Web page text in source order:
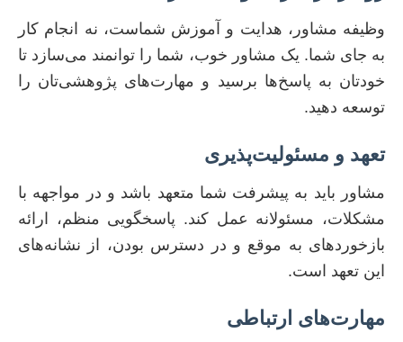
وظیفه مشاور، هدایت و آموزش شماست، نه انجام کار
به جای شما. یک مشاور خوب، شما را توانمند می‌سازد تا
خودتان به پاسخ‌ها برسید و مهارت‌های پژوهشی‌تان را
توسعه دهید.
تعهد و مسئولیت‌پذیری
مشاور باید به پیشرفت شما متعهد باشد و در مواجهه با
مشکلات، مسئولانه عمل کند. پاسخگویی منظم، ارائه
بازخوردهای به موقع و در دسترس بودن، از نشانه‌های
این تعهد است.
مهارت‌های ارتباطی